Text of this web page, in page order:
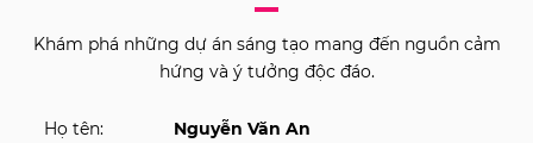
Khám phá những dự án sáng tạo mang đến nguồn cảm
hứng và ý tưởng độc đáo.
Họ tên: Nguyễn Văn An